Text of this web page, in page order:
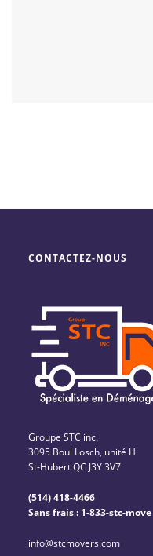
CONTACTEZ-NOUS
Groupe STC inc.
3095 Boul Losch, unité H
St-Hubert QC J3Y 3V7
(514) 418-4466
Sans frais : 1-833-stc-move
info@stcmovers.com